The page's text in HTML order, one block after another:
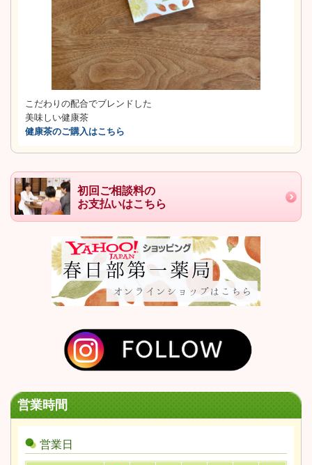
こだわりの配合でブレンドした
美味しい健康茶
健康茶のご購入はこちら
初回ご相談料の
お支払いはこちら
営業時間
営業日